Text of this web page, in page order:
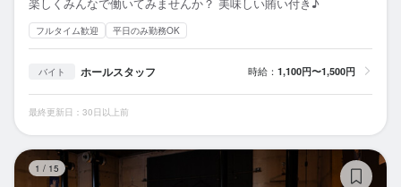
フルタイム歓迎 平日のみ勤務OK
バイト ホールスタッフ 時給： 1,100円〜1,500円
最終更新日：30日以上前
1 / 15